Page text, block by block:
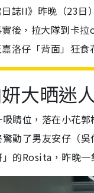
日誌II》昨晚（23
實後，拉大隊到卡
洛仔「背面」狂食
大晒迷
睛位，落在小花
驚動了男友安仔（
」的Rosita，昨晚